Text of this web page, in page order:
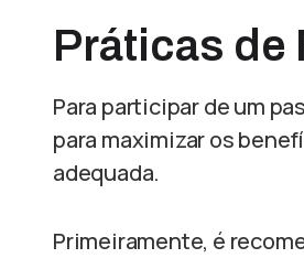
Práticas de
Para participar de um
para maximizar os
adequada.
Primeiramente, é